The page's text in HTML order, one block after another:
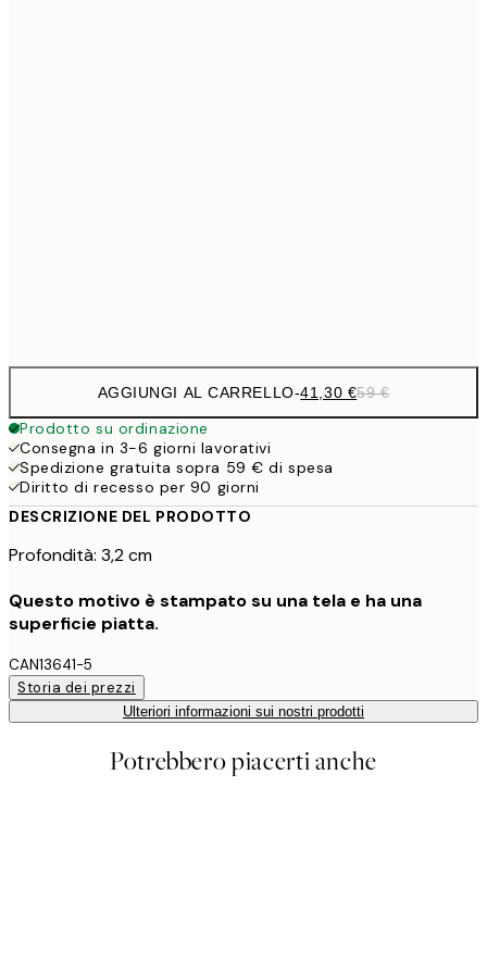
AGGIUNGI AL CARRELLO-41,30 €59 €
Prodotto su ordinazione
Consegna in 3-6 giorni lavorativi
Spedizione gratuita sopra 59 € di spesa
Diritto di recesso per 90 giorni
DESCRIZIONE DEL PRODOTTO
Profondità: 3,2 cm
Questo motivo è stampato su una tela e ha una
superficie piatta.
CAN13641-5
Storia dei prezzi
Ulteriori informazioni sui nostri prodotti
Potrebbero piacerti anche